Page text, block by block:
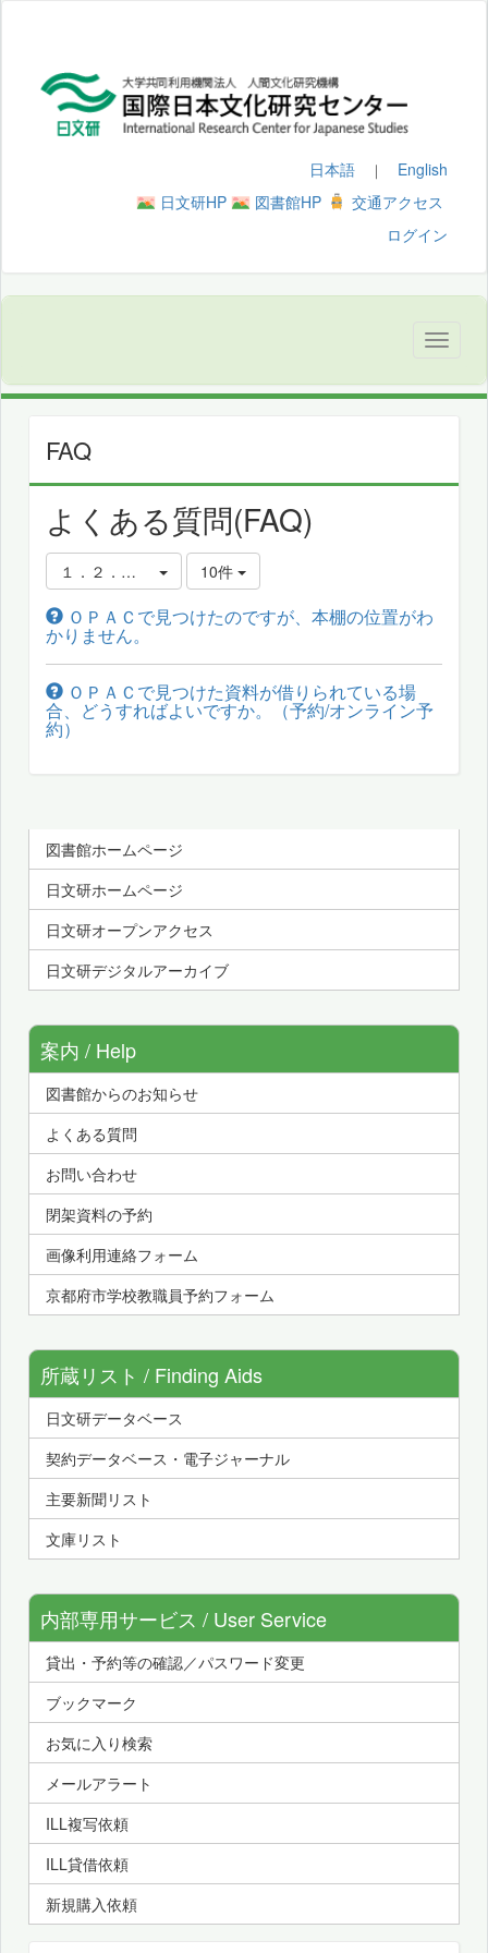
日本語 ｜ English
日文研HP
図書館HP
交通アクセス
ログイン
FAQ
よくある質問(FAQ)
１．２．本棚の探し方・借り方・予約の仕方
10件
ＯＰＡＣで見つけたのですが、本棚の位置がわ
かりません。
ＯＰＡＣで見つけた資料が借りられている場
合、どうすればよいですか。（予約/オンライン予
約）
図書館ホームページ
日文研ホームページ
日文研オープンアクセス
日文研デジタルアーカイブ
案内 / Help
図書館からのお知らせ
よくある質問
お問い合わせ
閉架資料の予約
画像利用連絡フォーム
京都府市学校教職員予約フォーム
所蔵リスト / Finding Aids
日文研データベース
契約データベース・電子ジャーナル
主要新聞リスト
文庫リスト
内部専用サービス / User Service
貸出・予約等の確認／パスワード変更
ブックマーク
お気に入り検索
メールアラート
ILL複写依頼
ILL貸借依頼
新規購入依頼